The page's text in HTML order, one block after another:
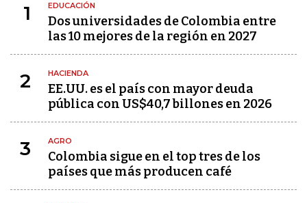
1 EDUCACIÓN
Dos universidades de Colombia entre
las 10 mejores de la región en 2027
2 HACIENDA
EE.UU. es el país con mayor deuda
pública con US$40,7 billones en 2026
3 AGRO
Colombia sigue en el top tres de los
países que más producen café